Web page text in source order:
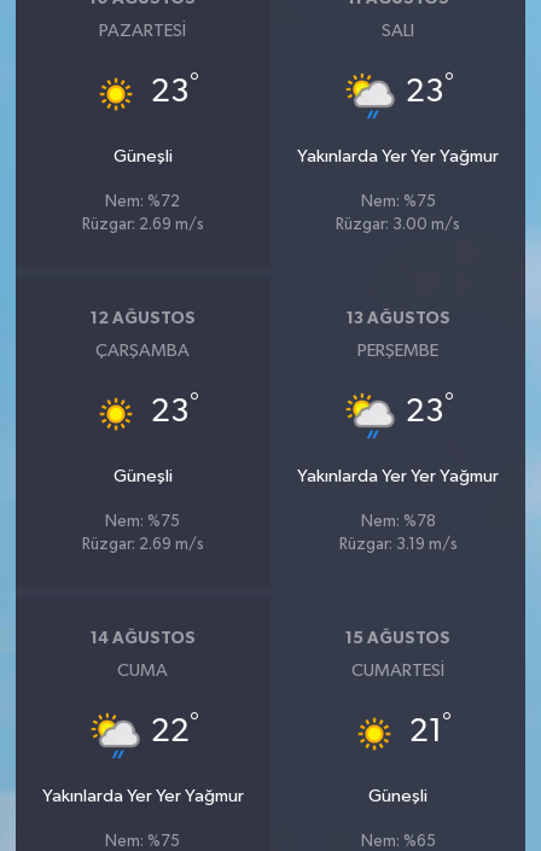
PAZARTESI
23°
Güneşli
Nem: %72
Rüzgar: 2.69 m/s
SALI
23°
Yakınlarda Yer Yer Yağmur
Nem: %75
Rüzgar: 3.00 m/s
12 AĞUSTOS
ÇARŞAMBA
23°
Güneşli
Nem: %75
Rüzgar: 2.69 m/s
13 AĞUSTOS
PERŞEMBE
23°
Yakınlarda Yer Yer Yağmur
Nem: %78
Rüzgar: 3.19 m/s
14 AĞUSTOS
CUMA
22°
Yakınlarda Yer Yer Yağmur
Nem: %75
15 AĞUSTOS
CUMARTESI
21 °
Güneşli
Nem: %65